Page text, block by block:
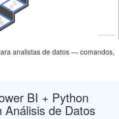
analistas de datos — comandos,
BI + Python
de Datos